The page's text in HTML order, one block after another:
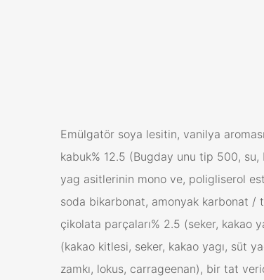
Emülgatör soya lesitin, vanilya
kabuk% 12.5 (Bugday unu tip 500, su,
yag asitlerinin mono ve, poligliserol
soda bikarbonat, amonyak karbonat /
çikolata parçaları% 2.5 (seker, kakao
(kakao kitlesi, seker, kakao yagı, süt
zamkı, lokus, carrageenan), bir tat